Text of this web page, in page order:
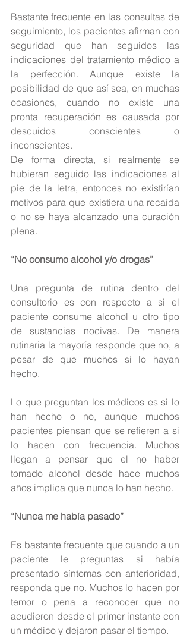
Bastante frecuente en las consultas de
seguimiento, los pacientes afirman con
seguridad que han seguidos las
indicaciones del tratamiento médico a
la perfección. Aunque existe la
posibilidad de que así sea, en muchas
ocasiones, cuando no existe una
pronta recuperación es causada por
descuidos conscientes o
inconscientes.
De forma directa, si realmente se
hubieran seguido las indicaciones al
pie de la letra, entonces no existirían
motivos para que existiera una recaída
o no se haya alcanzado una curación
plena.
“No consumo alcohol y/o drogas”
Una pregunta de rutina dentro del
consultorio es con respecto a si el
paciente consume alcohol u otro tipo
de sustancias nocivas. De manera
rutinaria la mayoría responde que no, a
pesar de que muchos sí lo hayan
hecho.
Lo que preguntan los médicos es si lo
han hecho o no, aunque muchos
pacientes piensan que se refieren a si
lo hacen con frecuencia. Muchos
llegan a pensar que el no haber
tomado alcohol desde hace muchos
años implica que nunca lo han hecho.
“Nunca me había pasado”
Es bastante frecuente que cuando a un
paciente le preguntas si había
presentado síntomas con anterioridad,
responda que no. Muchos lo hacen por
temor o pena a reconocer que no
acudieron desde el primer instante con
un médico y dejaron pasar el tiempo.